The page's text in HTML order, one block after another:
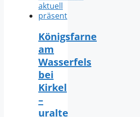
Königsfarne
am
Wasserfels
bei
Kirkel
–
uralte